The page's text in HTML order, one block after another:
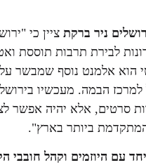
ניר ברקת ציין כי
לבירת תרבות תוססת
הוא אלמנט נוסף שמבשר
הבמה. מעכשיו
סרטים, אלא יהיה אפשר
המתקדמת ביותר בארץ".
עם היוזמים וקהל חובבי